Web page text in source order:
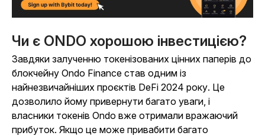
Чи є ONDO хорошою інвестицією?
Завдяки залученню токенізованих цінних паперів до
блокчейну Ondo Finance став одним із
найнезвичайніших проєктів DeFi 2024 року. Це
дозволило йому привернути багато уваги, і
власники токенів Ondo вже отримали вражаючий
прибуток. Якщо це може привабити багато